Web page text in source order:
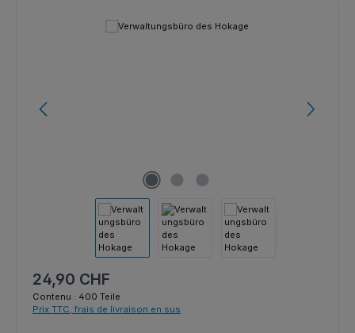
Ignorer la galerie d'images
Prix régulier :
24,90 CHF
Contenu : 400 Teile
Prix TTC, frais de livraison en sus